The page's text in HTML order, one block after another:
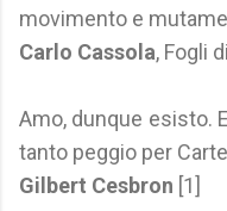
movimento e
Carlo Cassola, Fogli
Amo, dunque esisto.
tanto peggio per
Gilbert Cesbron [1]